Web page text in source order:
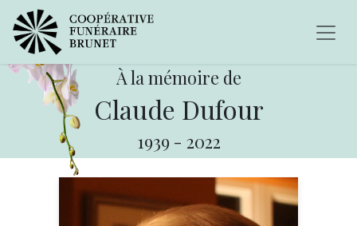
À la mémoire de
Claude Dufour
1939 - 2022